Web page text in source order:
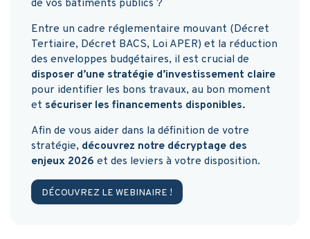
de vos bâtiments publics ?
Entre un cadre réglementaire mouvant (Décret
Tertiaire, Décret BACS, Loi APER) et la réduction
des enveloppes budgétaires, il est crucial de
disposer d’une stratégie d’investissement claire
pour identifier les bons travaux, au bon moment
et sécuriser les financements disponibles.
Afin de vous aider dans la définition de votre
stratégie, découvrez notre décryptage des
enjeux 2026 et des leviers à votre disposition.
DÉCOUVREZ LE WEBINAIRE !